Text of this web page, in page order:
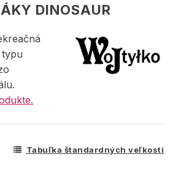
DINOSAUR
Tabuľka štandardných veľkostí